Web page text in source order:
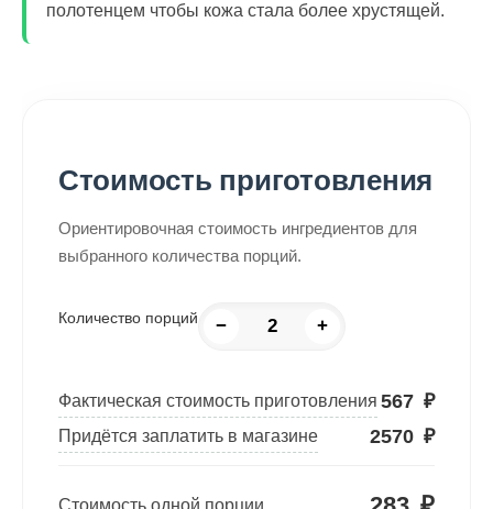
полотенцем чтобы кожа стала более хрустящей.
Стоимость приготовления
Ориентировочная стоимость ингредиентов для
выбранного количества порций.
Количество порций − +
Фактическая стоимость приготовления 567 ₽
Придётся заплатить в магазине 2570 ₽
Стоимость одной порции